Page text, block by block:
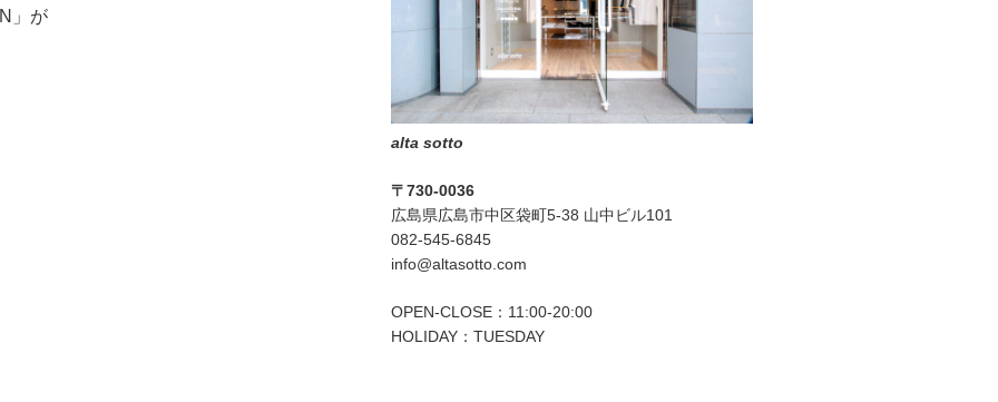
」が
alta sotto
〒730-0036
広島県広島市中区袋町5-38 山中ビル101
082-545-6845
info@altasotto.com
OPEN-CLOSE：11:00-20:00
HOLIDAY：TUESDAY